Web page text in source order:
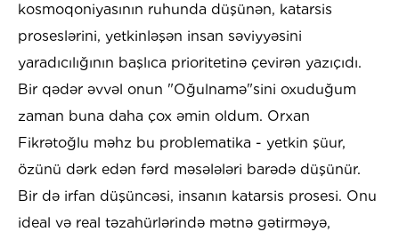
kosmoqoniyasının ruhunda düşünən, katarsis
proseslərini, yetkinləşən insan səviyyəsini
yaradıcılığının başlıca prioritetinə çevirən yazıçıdı.
Bir qədər əvvəl onun "Oğulnamə"sini oxuduğum
zaman buna daha çox əmin oldum. Orxan
Fikrətoğlu məhz bu problematika - yetkin şüur,
özünü dərk edən fərd məsələləri barədə düşünür.
Bir də irfan düşüncəsi, insanın katarsis prosesi. Onu
ideal və real təzahürlərində mətnə gətirməyə,